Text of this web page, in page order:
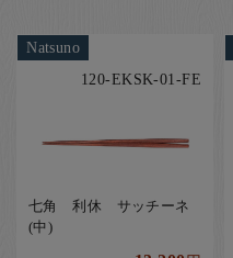
Natsuno
120-EKSK-01-FE
七角 利休 サッチーネ
(中)